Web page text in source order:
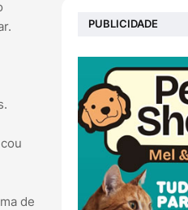
de
PUBLICIDADE